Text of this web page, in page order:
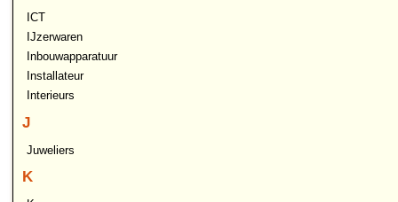
ICT
IJzerwaren
Inbouwapparatuur
Installateur
Interieurs
J
Juweliers
K